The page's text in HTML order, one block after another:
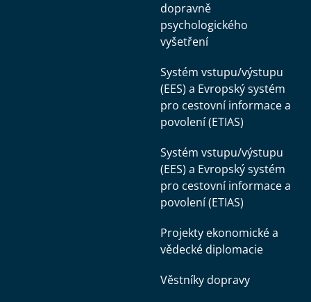
dopravně
psychologického
vyšetření
Systém vstupu/výstupu
(EES) a Evropský systém
pro cestovní informace a
povolení (ETIAS)
Systém vstupu/výstupu
(EES) a Evropský systém
pro cestovní informace a
povolení (ETIAS)
Projekty ekonomické a
vědecké diplomacie
Věstníky dopravy